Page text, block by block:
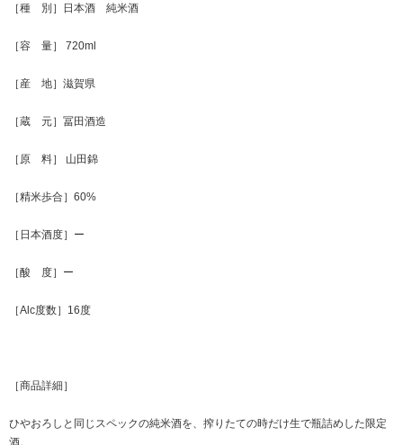
［種 別］日本酒 純米酒
［容 量］ 720ml
［産 地］滋賀県
［蔵 元］冨田酒造
［原 料］ 山田錦
［精米歩合］60%
［日本酒度］ー
［酸 度］ー
［Alc度数］16度
［商品詳細］
ひやおろしと同じスペックの純米酒を、搾りたての時だけ生で瓶詰めした限定
酒。